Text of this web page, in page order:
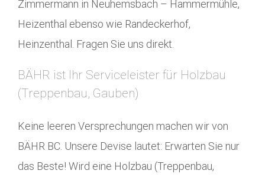
Zimmermann in Neuhemsbach – Hammermühle,
Heizenthal ebenso wie Randeckerhof,
Heinzenthal. Fragen Sie uns direkt.
BÄHR ist Ihr Serviceleister für Holzbau
(Treppenbau, Gauben)
Keine leeren Versprechungen machen wir von
BÄHR BC. Unsere Devise lautet: Erwarten Sie nur
das Beste! Wird eine Holzbau (Treppenbau,